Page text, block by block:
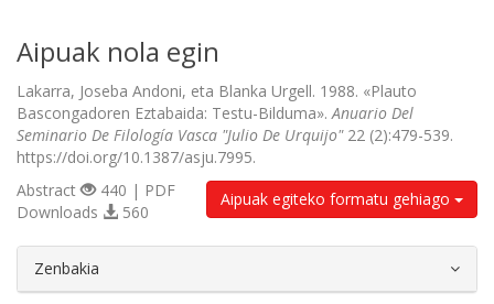
Aipuak nola egin
Lakarra, Joseba Andoni, eta Blanka Urgell. 1988. «Plauto
Bascongadoren Eztabaida: Testu-Bilduma».Anuario Del
Seminario De Filología Vasca "Julio De Urquijo"22 (2):479-539.
https://doi.org/10.1387/asju.7995.
Aipuak egiteko formatu gehiago
Abstract
440 | PDF
Downloads
560
Zenbakia